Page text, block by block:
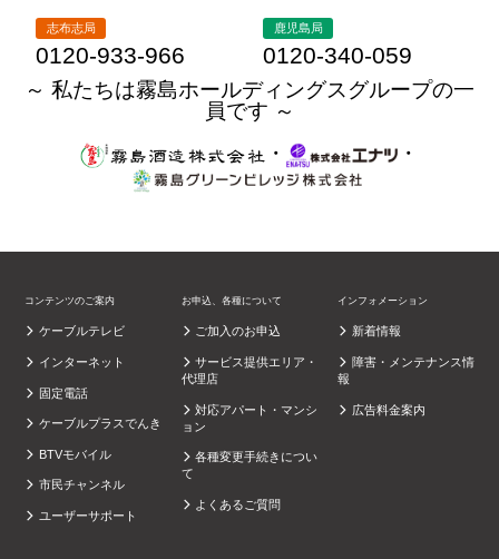
志布志局
0120-933-966
鹿児島局
0120-340-059
～ 私たちは霧島ホールディングスグループの一
員です ～
・
・
コンテンツのご案内
ケーブルテレビ
インターネット
固定電話
ケーブルプラスでんき
BTVモバイル
市民チャンネル
ユーザーサポート
お申込、各種について
ご加入のお申込
サービス提供エリア・
代理店
対応アパート・マンシ
ョン
各種変更手続きについ
て
よくあるご質問
インフォメーション
新着情報
障害・メンテナンス情
報
広告料金案内